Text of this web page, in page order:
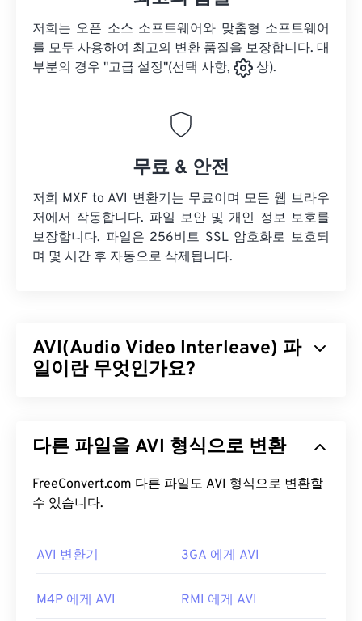
저희는 오픈 소스 소프트웨어와 맞춤형 소프트웨어
를 모두 사용하여 최고의 변환 품질을 보장합니다. 대
부분의 경우 "고급 설정"(선택 사항,
상).
무료 & 안전
저희 MXF to AVI 변환기는 무료이며 모든 웹 브라우
저에서 작동합니다. 파일 보안 및 개인 정보 보호를
보장합니다. 파일은 256비트 SSL 암호화로 보호되
며 몇 시간 후 자동으로 삭제됩니다.
AVI(Audio Video Interleave) 파
일이란 무엇인가요?
RIFF(Resource Interchange File Format) 의 하위 포
막, 메뉴, 스트리밍, 첨부 파일 및 3D 컨테이너를 지
원할 수 있습니다.
AVI 파일을 어떻게 여나요?
합니다. AVI 파일을 보는 또 다른 방법은 운영 체제와
다른 파일을 AVI 형식으로 변환
FreeConvert.com 다른 파일도 AVI 형식으로 변환할
수 있습니다.
AVI 변환기 3GA 에게 AVI
M4P 에게 AVI RMI 에게 AVI